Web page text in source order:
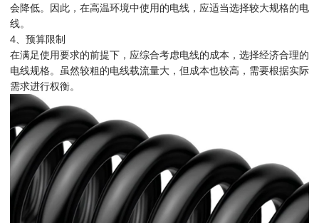
会降低。因此，在高温环境中使用的电线，应适当选择较大规格的电
线。
4、预算限制
在满足使用要求的前提下，应综合考虑电线的成本，选择经济合理的
电线规格。虽然较粗的电线载流量大，但成本也较高，需要根据实际
需求进行权衡。